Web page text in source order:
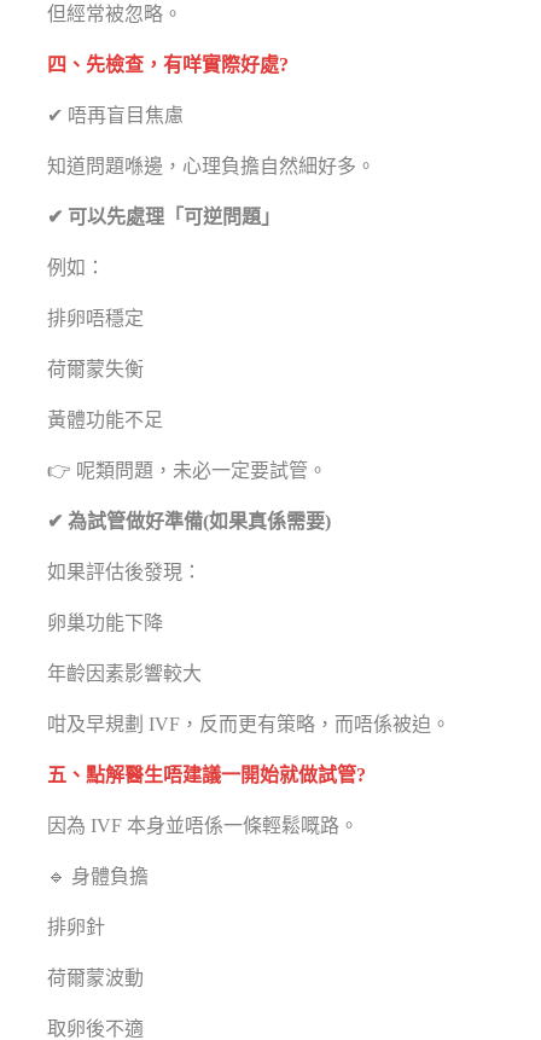
但經常被忽略。
四、先檢查，有咩實際好處?
✔ 唔再盲目焦慮
知道問題喺邊，心理負擔自然細好多。
✔ 可以先處理「可逆問題」
例如：
排卵唔穩定
荷爾蒙失衡
黃體功能不足
👉 呢類問題，未必一定要試管。
✔ 為試管做好準備(如果真係需要)
如果評估後發現：
卵巢功能下降
年齡因素影響較大
咁及早規劃 IVF，反而更有策略，而唔係被迫。
五、點解醫生唔建議一開始就做試管?
因為 IVF 本身並唔係一條輕鬆嘅路。
🔹 身體負擔
排卵針
荷爾蒙波動
取卵後不適